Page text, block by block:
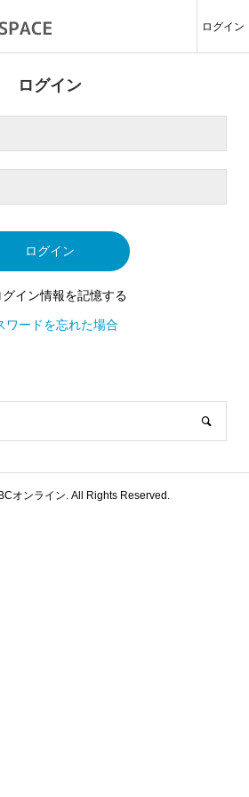
ログイン
ログイン
ログイン
グイン情報を記憶する
ワードを忘れた場合
オンライン. All Rights Reserved.